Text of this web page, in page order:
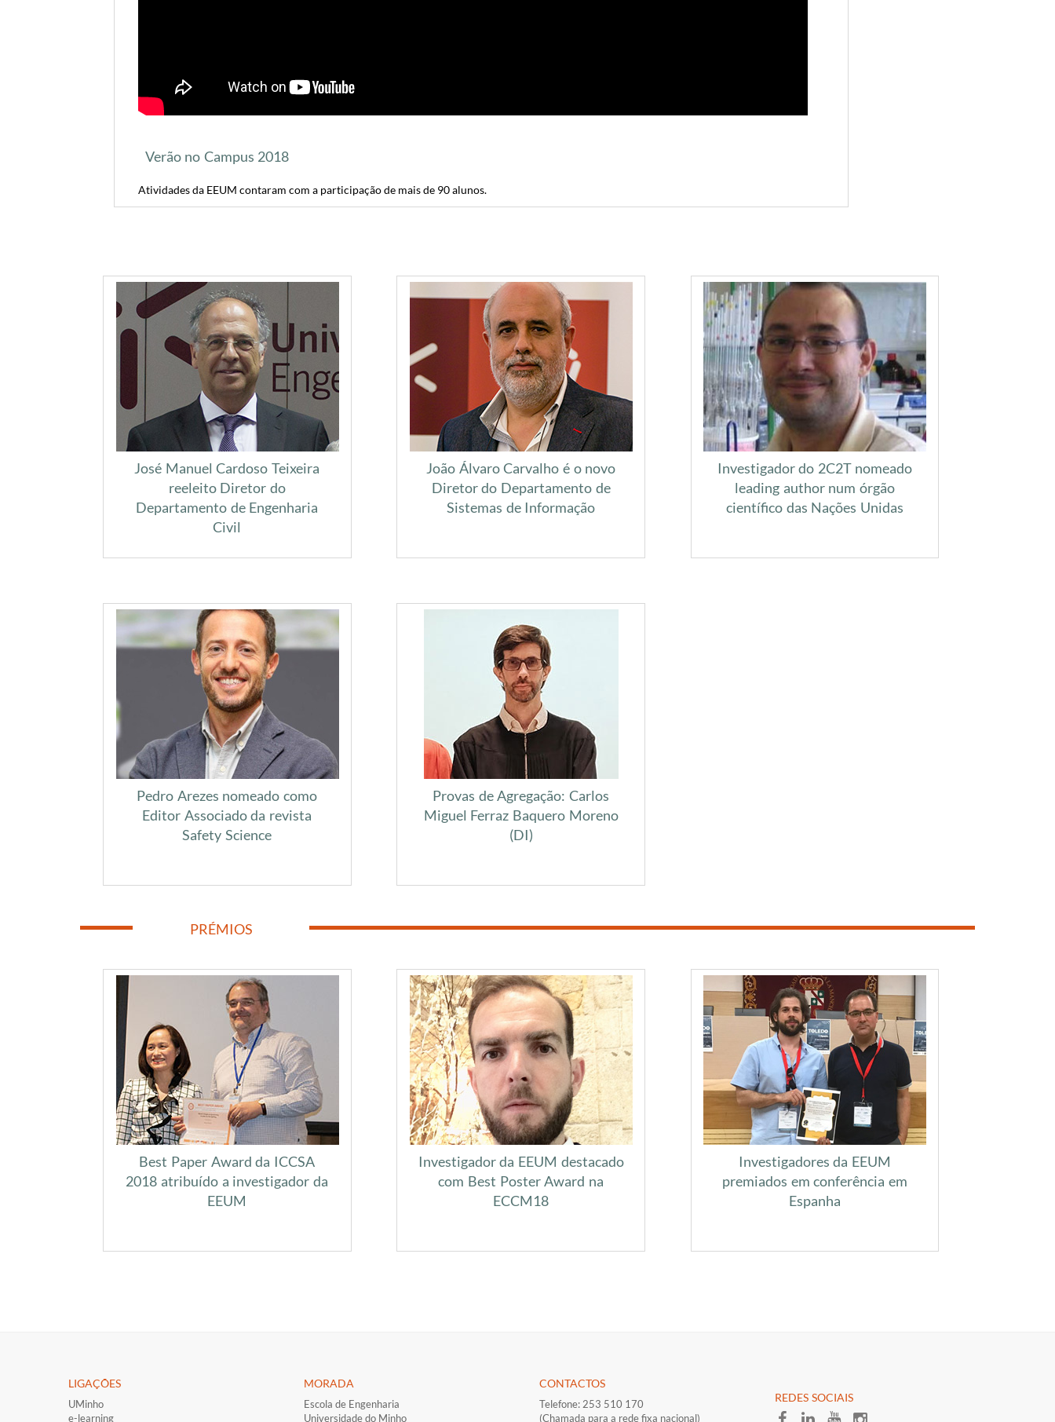
Verão no Campus 2018
Atividades da EEUM contaram com a participação de mais de 90 alunos.
José Manuel Cardoso Teixeira
reeleito Diretor do
Departamento de Engenharia
Civil
João Álvaro Carvalho é o novo
Diretor do Departamento de
Sistemas de Informação
Investigador do 2C2T nomeado
leading author num órgão
científico das Nações Unidas
Pedro Arezes nomeado como
Editor Associado da revista
Safety Science
Provas de Agregação: Carlos
Miguel Ferraz Baquero Moreno
(DI)
​
PRÉMIOS ​
Best Paper Award da ICCSA
2018 atribuído a investigador da
EEUM
Investigador da EEUM destacado
com Best Poster Award na
ECCM18
Investigadores da EEUM
premiados em conferência em
Espanha
LIGAÇÕES​
UMinho
e-learning
MORADA
Escola de Engenharia
Universidade do Minho
CONTACTOS
Telefone: 253 510 170
(Chamada para a rede fixa nacional)
​REDES SOCIAI​S